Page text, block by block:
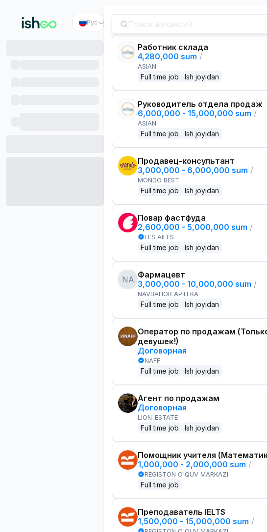
Рус
Работник склада
4,280,000 sum /
ASIAN
Full time job Ish joyidan
Руководитель отдела продаж
6,000,000 - 15,000,000 sum /
ASIAN
Full time job Ish joyidan
Продавец-консультант
3,000,000 - 6,000,000 sum /
MONDO BEST
Full time job Ish joyidan
Повар фастфуда
2,600,000 - 5,000,000 sum /
LES AILES
Full time job Ish joyidan
NA Фармацевт
3,000,000 - 10,000,000 sum /
NAVBAHOR APTEKA
Full time job Ish joyidan
Оператор по продажам
девушек!)
Договорная
NAFF
Full time job Ish joyidan
Агент по продажам
Договорная
LION_ESTATE
Full time job Ish joyidan
Помощник учителя
1,000,000 - 2,000,000 sum /
REGISTON O'QUV MARKAZI
Full time job
Преподаватель IELTS
1,500,000 - 15,000,000 sum /